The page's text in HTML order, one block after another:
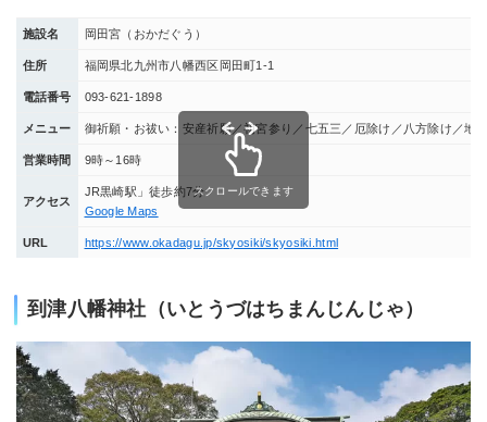
施設名 岡田宮（おかだぐう）
住所 福岡県北九州市八幡西区岡田町1-1
電話番号 093-621-1898
メニュー 御祈願・お祓い：安産祈願／初宮参り／七五三／厄除け／八方除け／
営業時間 9時～16時
アクセス
JR黒崎駅」徒歩約7分
Google Maps
URL https://www.okadagu.jp/skyosiki/skyosiki.html
スクロールできます
到津八幡神社（いとうづはちまんじんじゃ）